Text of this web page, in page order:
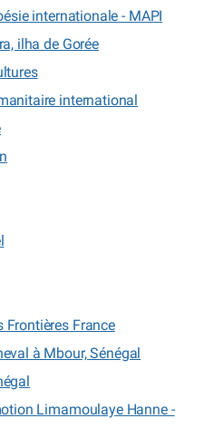
internationale - MAPI
ilha de Gorée
international
Frontières France
à Mbour, Sénégal
Limamoulaye Hanne -